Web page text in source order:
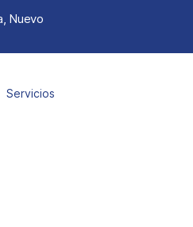
Nuevo
Servicios